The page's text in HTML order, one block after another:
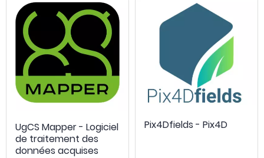
UgCS Mapper - Logiciel
de traitement des
données acquises
Pix4Dfields - Pix4D